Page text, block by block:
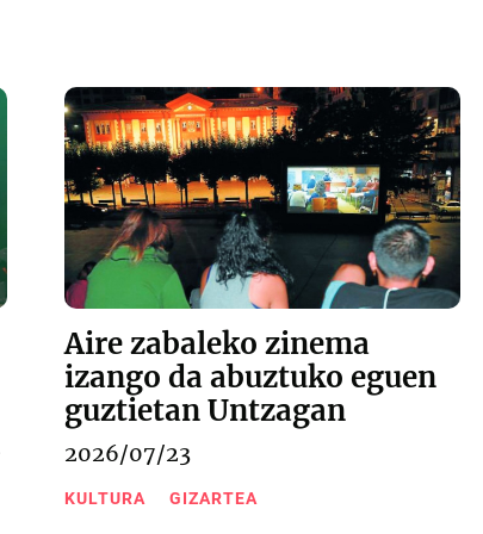
Aire zabaleko zinema
izango da abuztuko eguen
guztietan Untzagan
2026/07/23
KULTURA GIZARTEA